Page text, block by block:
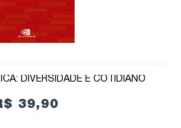
DIVERSIDADE E COTIDIANO
39,90